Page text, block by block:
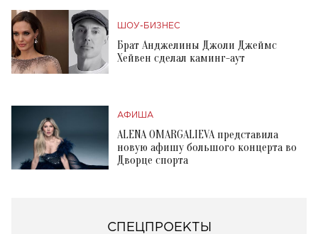
ШОУ-БИЗНЕС
Брат Анджелины Джоли Джеймс
Хейвен сделал каминг-аут
АФИША
ALENA OMARGALIEVA представила
новую афишу большого концерта во
Дворце спорта
СПЕЦПРОЕКТЫ